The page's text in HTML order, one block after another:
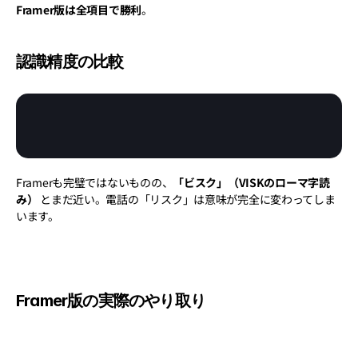
Framer版は全項目で勝利。
認識精度の比較
Framerも完璧ではないものの、
「ビスク」（VISKのローマ字読
み）
とまだ近い。電話の「リスク」は意味が完全に変わってしま
います。
Framer版の実際のやり取り